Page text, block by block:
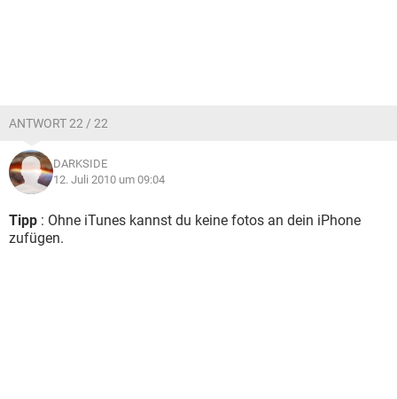
ANTWORT 22 / 22
DARKSIDE
12. Juli 2010 um 09:04
Tipp : Ohne iTunes kannst du keine fotos an dein iPhone
zufügen.